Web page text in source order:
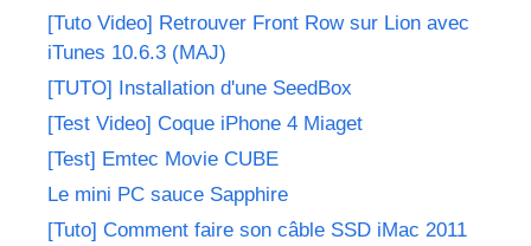
[Tuto Video] Retrouver Front Row sur Lion avec
iTunes 10.6.3 (MAJ)
[TUTO] Installation d'une SeedBox
[Test Video] Coque iPhone 4 Miaget
[Test] Emtec Movie CUBE
Le mini PC sauce Sapphire
[Tuto] Comment faire son câble SSD iMac 2011